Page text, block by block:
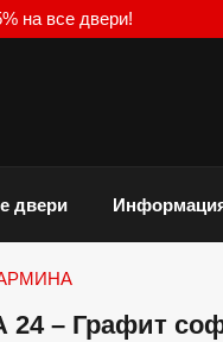
на все двери!
двери
– Графит